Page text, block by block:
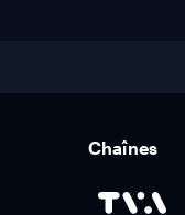
Chaînes